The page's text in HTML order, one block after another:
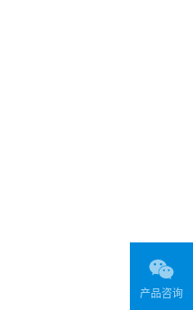
产品咨询